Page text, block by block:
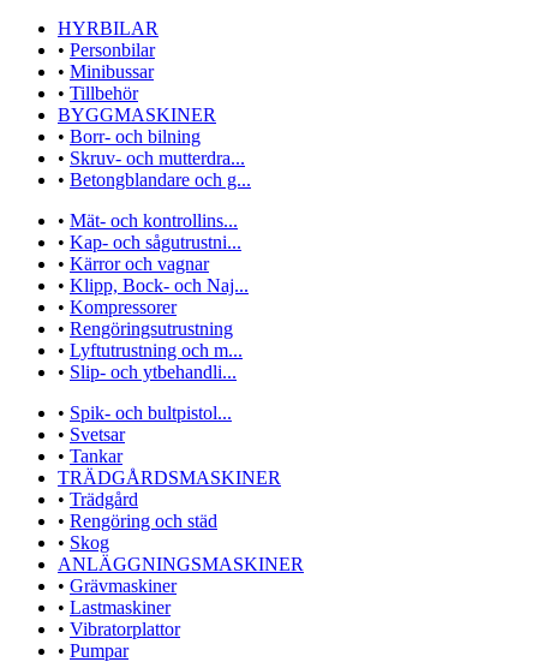
HYRBILAR
• Personbilar
• Minibussar
• Tillbehör
BYGGMASKINER
• Borr- och bilning
• Skruv- och mutterdra...
• Betongblandare och g...
• Mät- och kontrollins...
• Kap- och sågutrustni...
• Kärror och vagnar
• Klipp, Bock- och Naj...
• Kompressorer
• Rengöringsutrustning
• Lyftutrustning och m...
• Slip- och ytbehandli...
• Spik- och bultpistol...
• Svetsar
• Tankar
TRÄDGÅRDSMASKINER
• Trädgård
• Rengöring och städ
• Skog
ANLÄGGNINGSMASKINER
• Grävmaskiner
• Lastmaskiner
• Vibratorplattor
• Pumpar